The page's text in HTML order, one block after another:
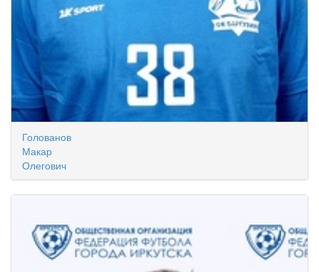
Голованов
Макар
Олегович